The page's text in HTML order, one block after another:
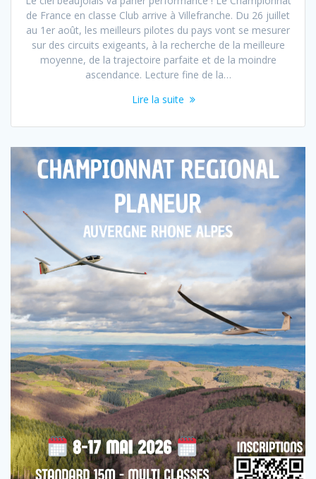
de France en classe Club arrive à Villefranche. Du 26 juillet
au 1er août, les meilleurs pilotes du pays vont se mesurer
sur des circuits exigeants, à la recherche de la meilleure
moyenne, de la trajectoire parfaite et de la moindre
ascendance. Lecture fine de la…
Lire la suite